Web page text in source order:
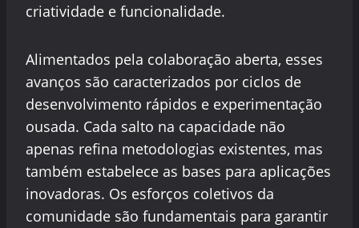
criatividade e funcionalidade.
Alimentados pela colaboração aberta, esses
avanços são caracterizados por ciclos de
desenvolvimento rápidos e experimentação
ousada. Cada salto na capacidade não
apenas refina metodologias existentes, mas
também estabelece as bases para aplicações
inovadoras. Os esforços coletivos da
comunidade são fundamentais para garantir